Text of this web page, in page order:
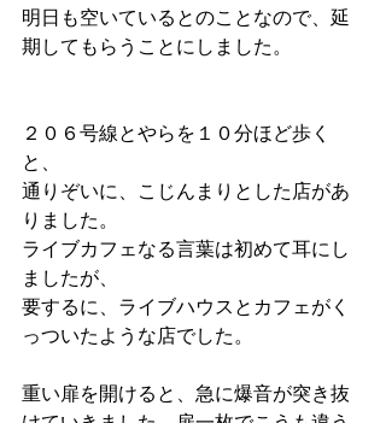
明日も空いているとのことなので、延
期してもらうことにしました。
２０６号線とやらを１０分ほど歩く
と、
通りぞいに、こじんまりとした店があ
りました。
ライブカフェなる言葉は初めて耳にし
ましたが、
要するに、ライブハウスとカフェがく
っついたような店でした。
重い扉を開けると、急に爆音が突き抜